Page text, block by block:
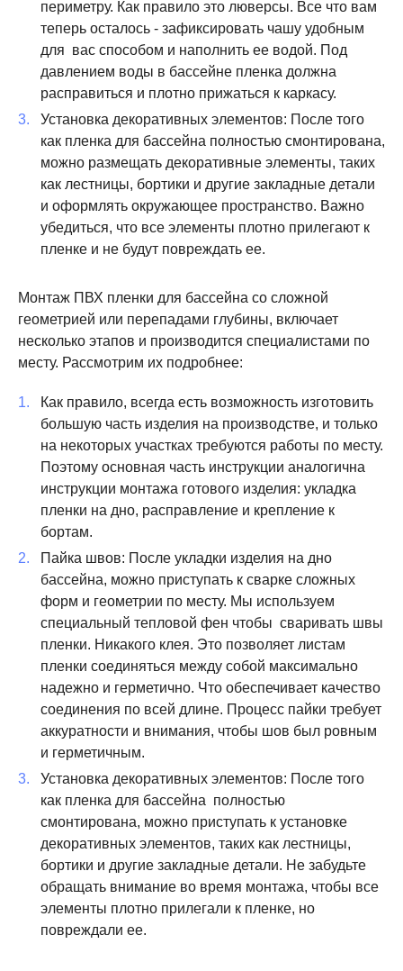
периметру. Как правило это люверсы. Все что вам
теперь осталось - зафиксировать чашу удобным
для вас способом и наполнить ее водой. Под
давлением воды в бассейне пленка должна
расправиться и плотно прижаться к каркасу.
Установка декоративных элементов: После того
как пленка для бассейна полностью смонтирована,
можно размещать декоративные элементы, таких
как лестницы, бортики и другие закладные детали
и оформлять окружающее пространство. Важно
убедиться, что все элементы плотно прилегают к
пленке и не будут повреждать ее.
Монтаж ПВХ пленки для бассейна со сложной
геометрией или перепадами глубины, включает
несколько этапов и производится специалистами по
месту. Рассмотрим их подробнее:
Как правило, всегда есть возможность изготовить
большую часть изделия на производстве, и только
на некоторых участках требуются работы по месту.
Поэтому основная часть инструкции аналогична
инструкции монтажа готового изделия: укладка
пленки на дно, расправление и крепление к
бортам.
Пайка швов: После укладки изделия на дно
бассейна, можно приступать к сварке сложных
форм и геометрии по месту. Мы используем
специальный тепловой фен чтобы сваривать швы
пленки. Никакого клея. Это позволяет листам
пленки соединяться между собой максимально
надежно и герметично. Что обеспечивает качество
соединения по всей длине. Процесс пайки требует
аккуратности и внимания, чтобы шов был ровным
и герметичным.
Установка декоративных элементов: После того
как пленка для бассейна полностью
смонтирована, можно приступать к установке
декоративных элементов, таких как лестницы,
бортики и другие закладные детали. Не забудьте
обращать внимание во время монтажа, чтобы все
элементы плотно прилегали к пленке, но
повреждали ее.